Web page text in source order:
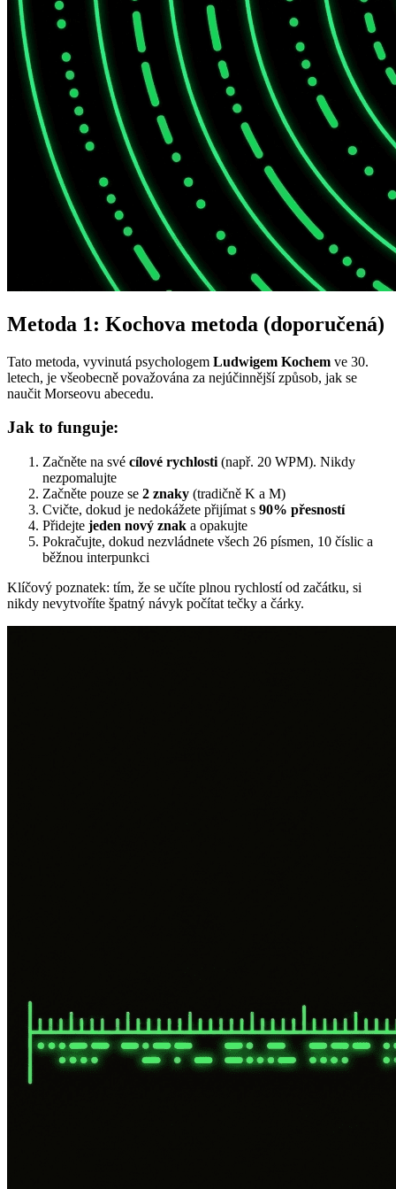
Metoda 1: Kochova metoda (doporučená)
Tato metoda, vyvinutá psychologem Ludwigem Kochem ve 30.
letech, je všeobecně považována za nejúčinnější způsob, jak se
naučit Morseovu abecedu.
Jak to funguje:
Začněte na své cílové rychlosti (např. 20 WPM). Nikdy
nezpomalujte
Začněte pouze se 2 znaky (tradičně K a M)
Cvičte, dokud je nedokážete přijímat s 90% přesností
Přidejte jeden nový znak a opakujte
Pokračujte, dokud nezvládnete všech 26 písmen, 10 číslic a
běžnou interpunkci
Klíčový poznatek: tím, že se učíte plnou rychlostí od začátku, si
nikdy nevytvoříte špatný návyk počítat tečky a čárky.